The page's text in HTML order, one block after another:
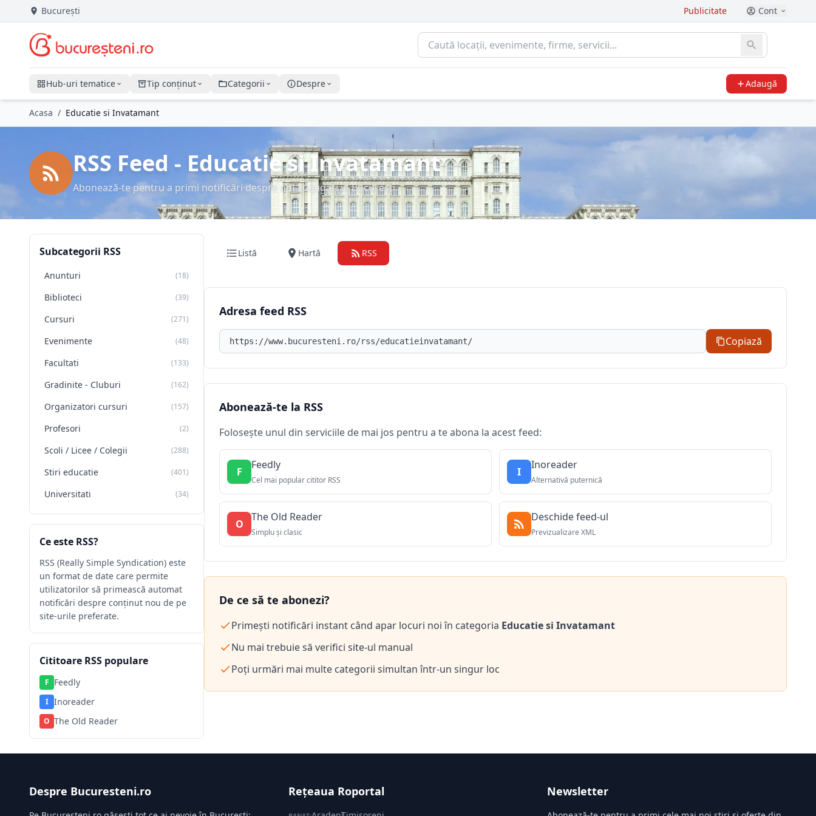
București Publicitate Cont
Hub-uri tematice Tip conținut Categorii Despre Adaugă
Acasa / Educatie si Invatamant
RSS Feed - Educatie si Invatamant
Abonează-te pentru a primi notificări despre noi adăugări în Bucuresti
Subcategorii RSS
Anunturi (18)
Biblioteci (39)
Cursuri (271)
Evenimente (48)
Facultati (133)
Gradinite - Cluburi (162)
Organizatori cursuri (157)
Profesori (2)
Scoli / Licee / Colegii (288)
Stiri educatie (401)
Universitati (34)
Ce este RSS?
RSS (Really Simple Syndication) este
un format de date care permite
utilizatorilor să primească automat
notificări despre conținut nou de pe
site-urile preferate.
Cititoare RSS populare
F Feedly
I Inoreader
O The Old Reader
Listă Hartă RSS
Adresa feed RSS
Adresa feed RSS Copiază
Abonează-te la RSS
Folosește unul din serviciile de mai jos pentru a te abona la acest feed:
F
Feedly
Cel mai popular cititor RSS
I
Inoreader
Alternativă puternică
O
The Old Reader
Simplu și clasic
Deschide feed-ul
Previzualizare XML
De ce să te abonezi?
Primești notificări instant când apar locuri noi în categoria Educatie si Invatamant
Nu mai trebuie să verifici site-ul manual
Poți urmări mai multe categorii simultan într-un singur loc
Despre Bucuresteni.ro Rețeaua Roportal Newsletter